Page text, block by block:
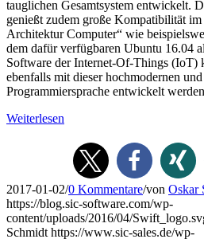
tauglichen Gesamtsystem entwickelt.
genießt zudem große Kompatibilität
Architektur Computer“ wie
dem dafür verfügbaren Ubuntu 16.04
Software der Internet-Of-Things (IoT)
ebenfalls mit dieser hochmodernen
Programmiersprache entwickelt
Weiterlesen
2017-01-02/0 Kommentare/von Oskar
https://blog.sic-software.com/wp-
content/uploads/2016/04/
Schmidt https://www.sic-sales.de/wp-